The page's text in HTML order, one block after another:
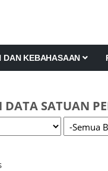
DAN KEBAHASAAN
DATA SATUAN